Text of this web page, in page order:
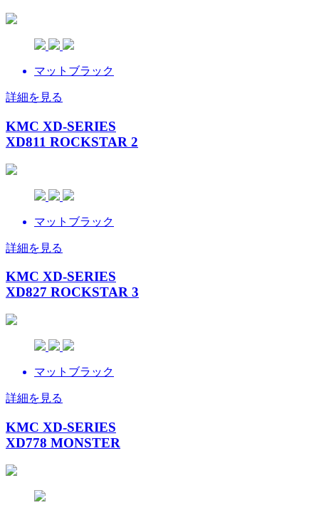
マットブラック
詳細を見る
KMC XD-SERIES
XD811 ROCKSTAR 2
マットブラック
詳細を見る
KMC XD-SERIES
XD827 ROCKSTAR 3
マットブラック
詳細を見る
KMC XD-SERIES
XD778 MONSTER